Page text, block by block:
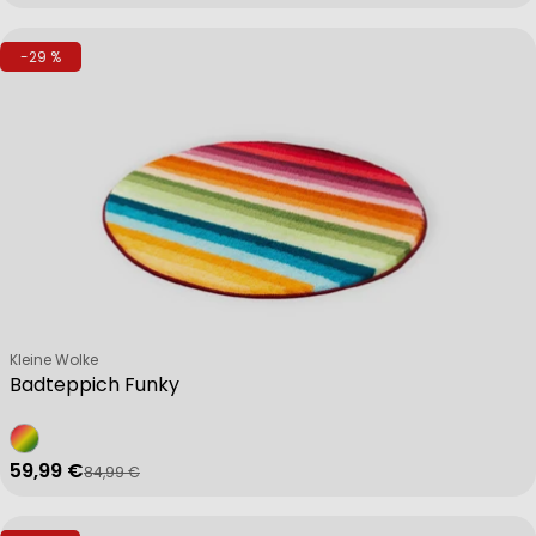
-29 %
Badteppich Funky
Verkäufer:
Kleine Wolke
Verkaufspreis
59,99 €
Regulärer Preis
84,99 €